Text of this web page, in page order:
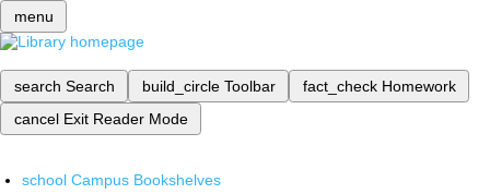
menu
search Search build_circle Toolbar fact_check Homework
cancel Exit Reader Mode
school Campus Bookshelves